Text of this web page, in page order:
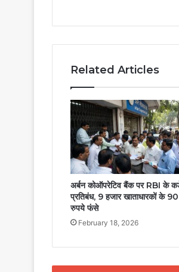
Related Articles
अर्बन कोऑपरेटिव बैंक पर RBI के
प्रतिबंध, 9 हजार खाताधारकों के
रुपये फंसे
February 18, 2026